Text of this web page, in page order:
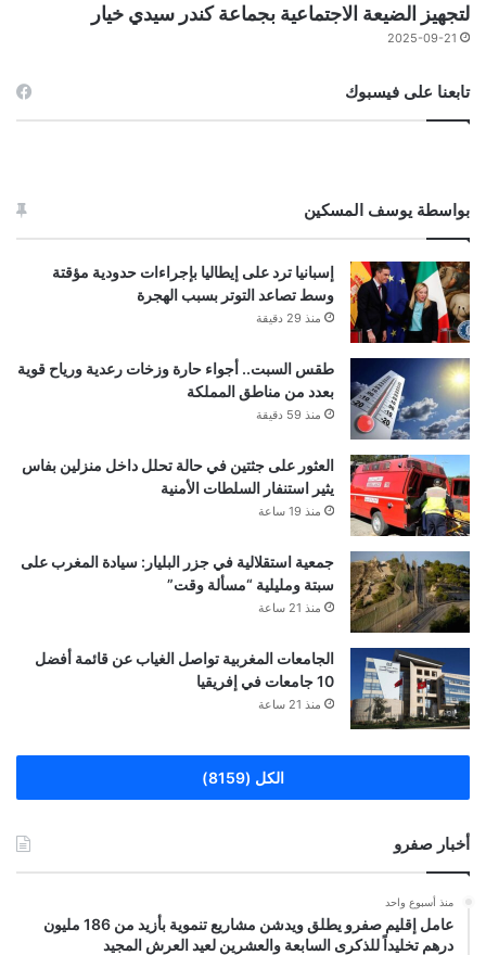
لتجهيز الضيعة الاجتماعية بجماعة كندر سيدي خيار
2025-09-21
تابعنا على فيسبوك
بواسطة يوسف المسكين
إسبانيا ترد على إيطاليا بإجراءات حدودية مؤقتة
وسط تصاعد التوتر بسبب الهجرة
منذ 29 دقيقة
طقس السبت.. أجواء حارة وزخات رعدية ورياح قوية
بعدد من مناطق المملكة
منذ 59 دقيقة
العثور على جثتين في حالة تحلل داخل منزلين بفاس
يثير استنفار السلطات الأمنية
منذ 19 ساعة
جمعية استقلالية في جزر البليار: سيادة المغرب على
سبتة ومليلية “مسألة وقت”
منذ 21 ساعة
الجامعات المغربية تواصل الغياب عن قائمة أفضل
10 جامعات في إفريقيا
منذ 21 ساعة
الكل (8159)
أخبار صفرو
منذ أسبوع واحد
عامل إقليم صفرو يطلق ويدشن مشاريع تنموية بأزيد من 186 مليون
درهم تخليداً للذكرى السابعة والعشرين لعيد العرش المجيد